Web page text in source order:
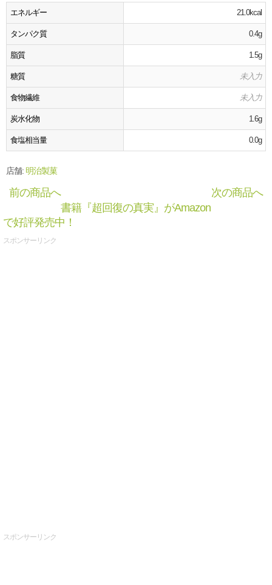
エネルギー 21.0kcal
タンパク質 0.4g
脂質 1.5g
糖質 未入力
食物繊維 未入力
炭水化物 1.6g
食塩相当量 0.0g
店舗: 明治製菓
前の商品へ
次の商品へ
書籍『超回復の真実』がAmazon
で好評発売中！
スポンサーリンク
スポンサーリンク